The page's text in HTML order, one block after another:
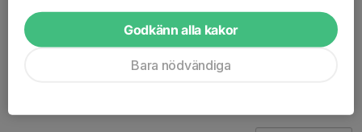
Godkänn alla kakor
Bara nödvändiga